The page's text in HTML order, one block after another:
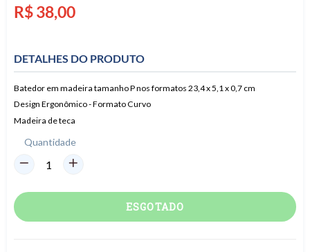
Preço
R$ 38,00
DETALHES DO PRODUTO
Batedor em madeira tamanho P nos formatos 23,4 x 5,1 x 0,7 cm
Design Ergonômico - Formato Curvo
Madeira de teca
Quantidade
ESGOTADO